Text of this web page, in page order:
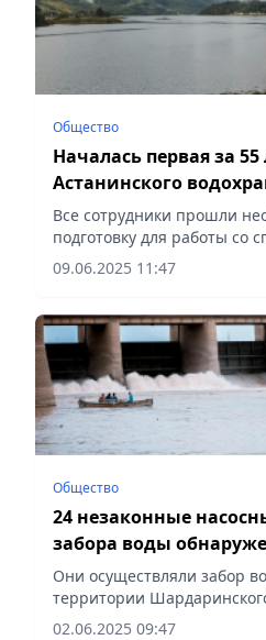
Общество
Началась первая за 55
Астанинского
Все сотрудники прошли
подготовку для работы со
сообщает Vecher.kz.
09.06.2025 11:47
Общество
24 незаконные
забора воды
Туркестанской области
Они осуществляли забор
территории
сообщает Vecher.kz.
02.06.2025 09:47